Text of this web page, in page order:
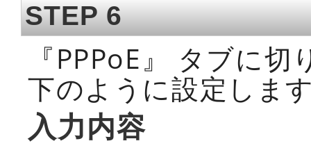
STEP 6
『PPPoE』 タブに切
下のように設定しま
入力内容